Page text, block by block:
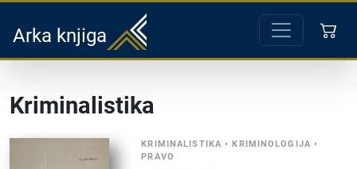
Arka knjiga
Kriminalistika
KRIMINALISTIKA •KRIMINOLOGIJA •
PRAVO